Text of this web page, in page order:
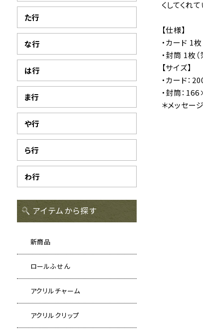
た行
な行
は行
ま行
や行
ら行
わ行
アイテムから探す
新商品
ロールふせん
アクリルチャーム
アクリルクリップ
くしてくれ
【仕様】
・カード 1
・封筒 1枚
【サイズ】
・カード：
・封筒：
＊メッセー